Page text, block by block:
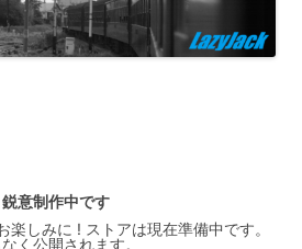
ッ
プ
鋭意制作中です
楽しみに ! ストアは現在準備中です。
く公開されます。